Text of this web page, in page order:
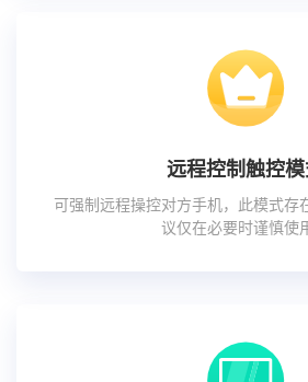
远程控制触控
可强制远程操控对方手机，此模式存
议仅在必要时谨慎使